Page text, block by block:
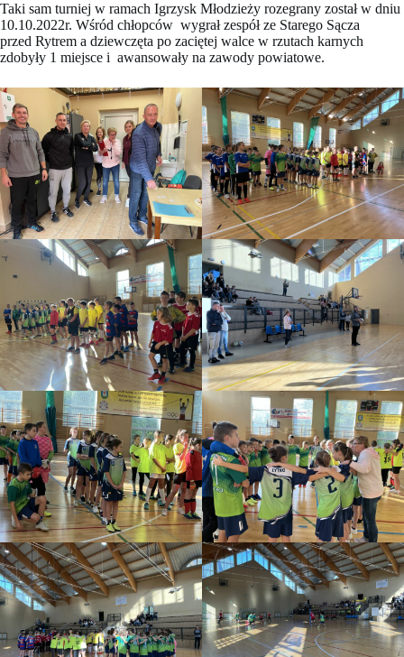
Taki sam turniej w ramach Igrzysk Młodzieży rozegrany został w dniu
10.10.2022r. Wśród chłopców wygrał zespół ze Starego Sącza
przed Rytrem a dziewczęta po zaciętej walce w rzutach karnych
zdobyły 1 miejsce i awansowały na zawody powiatowe.